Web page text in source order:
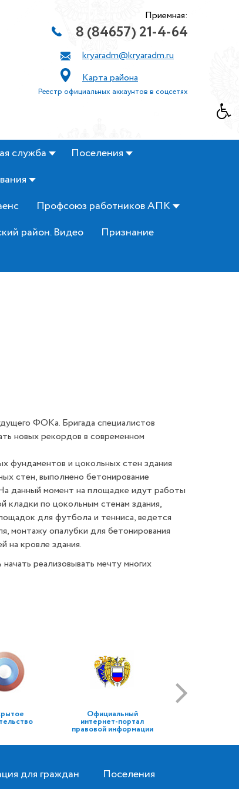
Приемная:
8 (84657) 21-4-64
kryaradm@kryaradm.ru
Карта района
Реестр официальных аккаунтов в соцсетях
служба
Поселения
Профсоюз работников АПК
район. Видео
Признание
ФОКа. Бригада специалистов
новых рекордов в современном
фундаментов и цокольных стен здания
стен, выполнено бетонирование
данный момент на площадке идут работы
кладки по цокольным стенам здания,
для футбола и тенниса, ведется
монтажу опалубки для бетонирования
на кровле здания.
реализовывать мечту многих
Официальный
интернет-портал
правовой информации
для граждан Поселения